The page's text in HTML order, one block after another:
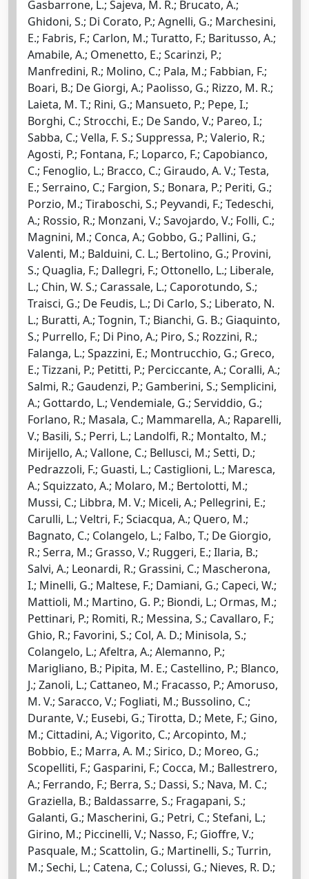
Gasbarrone, L.; Sajeva, M. R.; Brucato, A.;
Ghidoni, S.; Di Corato, P.; Agnelli, G.; Marchesini,
E.; Fabris, F.; Carlon, M.; Turatto, F.; Baritusso, A.;
Amabile, A.; Omenetto, E.; Scarinzi, P.;
Manfredini, R.; Molino, C.; Pala, M.; Fabbian, F.;
Boari, B.; De Giorgi, A.; Paolisso, G.; Rizzo, M. R.;
Laieta, M. T.; Rini, G.; Mansueto, P.; Pepe, I.;
Borghi, C.; Strocchi, E.; De Sando, V.; Pareo, I.;
Sabba, C.; Vella, F. S.; Suppressa, P.; Valerio, R.;
Agosti, P.; Fontana, F.; Loparco, F.; Capobianco,
C.; Fenoglio, L.; Bracco, C.; Giraudo, A. V.; Testa,
E.; Serraino, C.; Fargion, S.; Bonara, P.; Periti, G.;
Porzio, M.; Tiraboschi, S.; Peyvandi, F.; Tedeschi,
A.; Rossio, R.; Monzani, V.; Savojardo, V.; Folli, C.;
Magnini, M.; Conca, A.; Gobbo, G.; Pallini, G.;
Valenti, M.; Balduini, C. L.; Bertolino, G.; Provini,
S.; Quaglia, F.; Dallegri, F.; Ottonello, L.; Liberale,
L.; Chin, W. S.; Carassale, L.; Caporotundo, S.;
Traisci, G.; De Feudis, L.; Di Carlo, S.; Liberato, N.
L.; Buratti, A.; Tognin, T.; Bianchi, G. B.; Giaquinto,
S.; Purrello, F.; Di Pino, A.; Piro, S.; Rozzini, R.;
Falanga, L.; Spazzini, E.; Montrucchio, G.; Greco,
E.; Tizzani, P.; Petitti, P.; Perciccante, A.; Coralli, A.;
Salmi, R.; Gaudenzi, P.; Gamberini, S.; Semplicini,
A.; Gottardo, L.; Vendemiale, G.; Serviddio, G.;
Forlano, R.; Masala, C.; Mammarella, A.; Raparelli,
V.; Basili, S.; Perri, L.; Landolfi, R.; Montalto, M.;
Mirijello, A.; Vallone, C.; Bellusci, M.; Setti, D.;
Pedrazzoli, F.; Guasti, L.; Castiglioni, L.; Maresca,
A.; Squizzato, A.; Molaro, M.; Bertolotti, M.;
Mussi, C.; Libbra, M. V.; Miceli, A.; Pellegrini, E.;
Carulli, L.; Veltri, F.; Sciacqua, A.; Quero, M.;
Bagnato, C.; Colangelo, L.; Falbo, T.; De Giorgio,
R.; Serra, M.; Grasso, V.; Ruggeri, E.; Ilaria, B.;
Salvi, A.; Leonardi, R.; Grassini, C.; Mascherona,
I.; Minelli, G.; Maltese, F.; Damiani, G.; Capeci, W.;
Mattioli, M.; Martino, G. P.; Biondi, L.; Ormas, M.;
Pettinari, P.; Romiti, R.; Messina, S.; Cavallaro, F.;
Ghio, R.; Favorini, S.; Col, A. D.; Minisola, S.;
Colangelo, L.; Afeltra, A.; Alemanno, P.;
Marigliano, B.; Pipita, M. E.; Castellino, P.; Blanco,
J.; Zanoli, L.; Cattaneo, M.; Fracasso, P.; Amoruso,
M. V.; Saracco, V.; Fogliati, M.; Bussolino, C.;
Durante, V.; Eusebi, G.; Tirotta, D.; Mete, F.; Gino,
M.; Cittadini, A.; Vigorito, C.; Arcopinto, M.;
Bobbio, E.; Marra, A. M.; Sirico, D.; Moreo, G.;
Scopelliti, F.; Gasparini, F.; Cocca, M.; Ballestrero,
A.; Ferrando, F.; Berra, S.; Dassi, S.; Nava, M. C.;
Graziella, B.; Baldassarre, S.; Fragapani, S.;
Galanti, G.; Mascherini, G.; Petri, C.; Stefani, L.;
Girino, M.; Piccinelli, V.; Nasso, F.; Gioffre, V.;
Pasquale, M.; Scattolin, G.; Martinelli, S.; Turrin,
M.; Sechi, L.; Catena, C.; Colussi, G.; Nieves, R. D.;